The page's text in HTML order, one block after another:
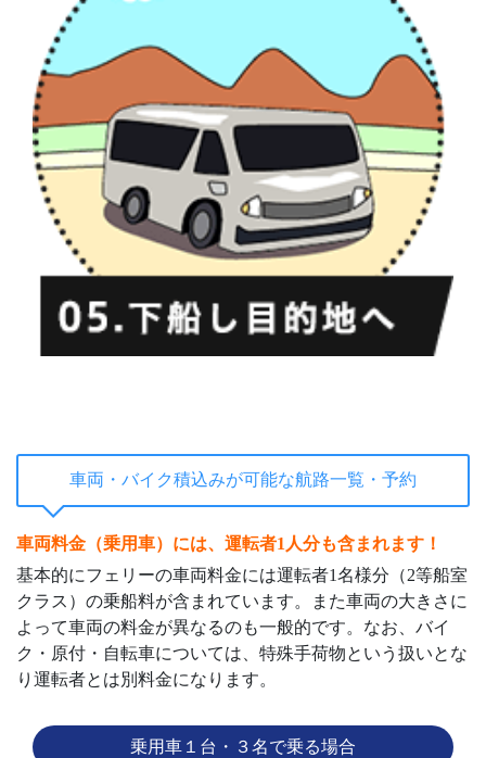
車両・バイク積込みが可能な航路一覧・予約
車両料金（乗用車）には、運転者1人分も含まれます！
基本的にフェリーの車両料金には運転者1名様分（2等船室
クラス）の乗船料が含まれています。また車両の大きさに
よって車両の料金が異なるのも一般的です。なお、バイ
ク・原付・自転車については、特殊手荷物という扱いとな
り運転者とは別料金になります。
乗用車１台・３名で乗る場合